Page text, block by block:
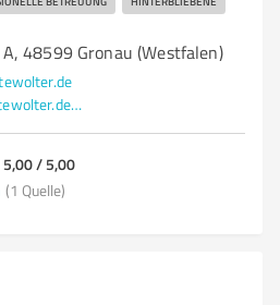
48599 Gronau (Westfalen)
www.bestattungen-schultewolter.de/de/start
5,00 / 5,00
(1 Quelle)